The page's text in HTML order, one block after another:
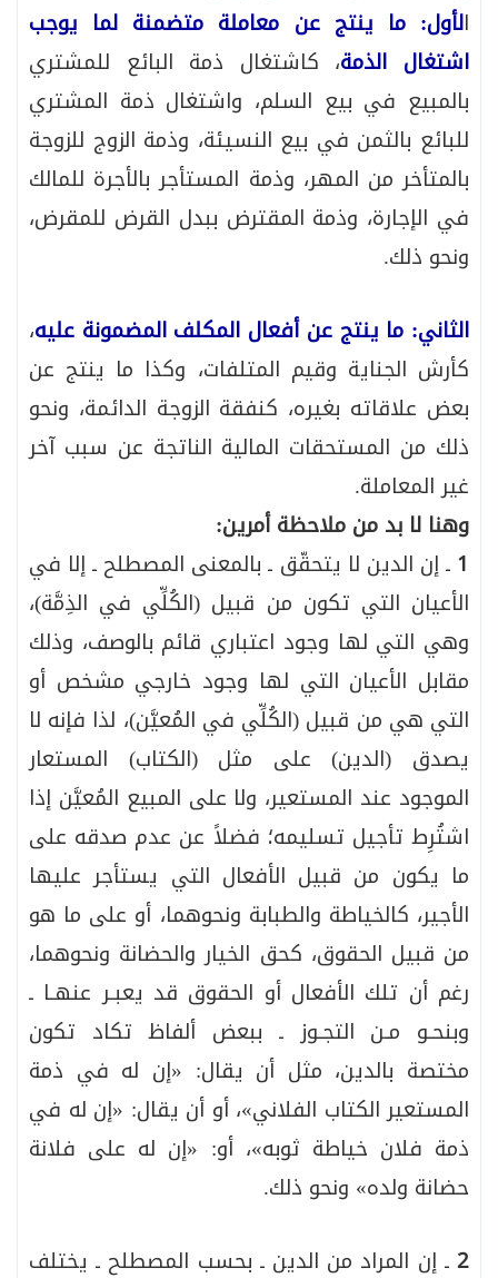
الأول: ما ينتج عن معاملة متضمنة لما يوجب
اشتغال الذمة، كاشتغال ذمة البائع للمشتري
بالمبيع في بيع السلم، واشتغال ذمة المشتري
للبائع بالثمن في بيع النسيئة، وذمة الزوج للزوجة
بالمتأخر من المهر، وذمة المستأجر بالأجرة للمالك
في الإجارة، وذمة المقترض ببدل القرض للمقرض،
ونحو ذلك.
الثاني: ما ينتج عن أفعال المكلف المضمونة عليه،
كأرش الجناية وقيم المتلفات، وكذا ما ينتج عن
بعض علاقاته بغيره، كنفقة الزوجة الدائمة، ونحو
ذلك من المستحقات المالية الناتجة عن سبب آخر
غير المعاملة.
وهنا لا بد من ملاحظة أمرين:
1 ـ إن الدين لا يتحقّق ـ بالمعنى المصطلح ـ إلا في
الأعيان التي تكون من قبيل (الكُلِّي في الذِمَّة)،
وهي التي لها وجود اعتباري قائم بالوصف، وذلك
مقابل الأعيان التي لها وجود خارجي مشخص أو
التي هي من قبيل (الكُلِّي في المُعيَّن)، لذا فإنه لا
يصدق (الدين) على مثل (الكتاب) المستعار
الموجود عند المستعير، ولا على المبيع المُعيَّن إذا
اشتُرِط تأجيل تسليمه؛ فضلاً عن عدم صدقه على
ما يكون من قبيل الأفعال التي يستأجر عليها
الأجير، كالخياطة والطبابة ونحوهما، أو على ما هو
من قبيل الحقوق، كحق الخيار والحضانة ونحوهما،
رغم أن تلك الأفعال أو الحقوق قد يعبـر عنهـا ـ
وبنحـو مـن التجـوز ـ ببعض ألفاظ تكاد تكون
مختصة بالدين، مثل أن يقال: «إن له في ذمة
المستعير الكتاب الفلاني»، أو أن يقال: «إن له في
ذمة فلان خياطة ثوبه»، أو: «إن له على فلانة
حضانة ولده» ونحو ذلك.
2 ـ إن المراد من الدين ـ بحسب المصطلح ـ يختلف